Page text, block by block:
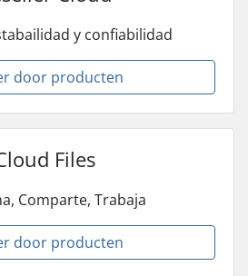
y confiabilidad
door producten
Files
Comparte, Trabaja
door producten